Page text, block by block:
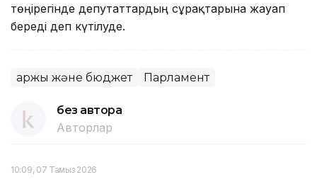
төңірегінде депутаттардың сұрақтарына жауап
береді деп күтілуде.
Қаржы және бюджет Парламент
без автора
Авторлар
10:09, 07 Тамыз 2026